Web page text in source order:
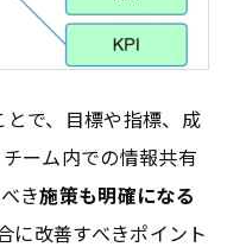
で、目標や指標、成
ーム内での情報共有
き施策も明確になる
に改善すべきポイント